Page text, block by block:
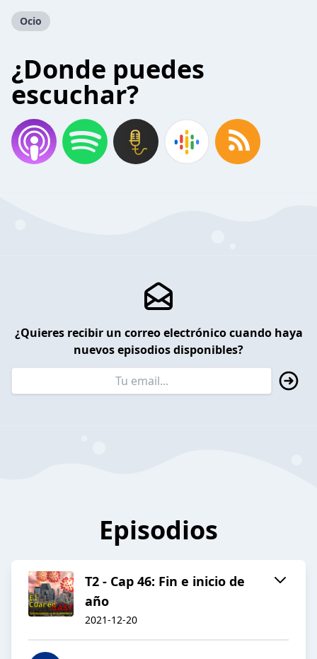
Ocio
¿Donde puedes
escuchar?
¿Quieres recibir un correo electrónico cuando haya
nuevos episodios disponibles?
Episodios
T2 - Cap 46: Fin e inicio de
año
2021-12-20